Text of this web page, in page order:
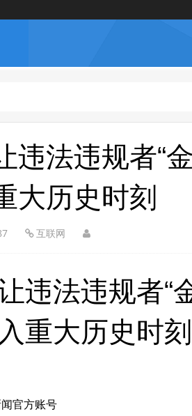
违法违规者“
大历史时刻
互联网
违法违规者“
重大历史时刻
官方账号